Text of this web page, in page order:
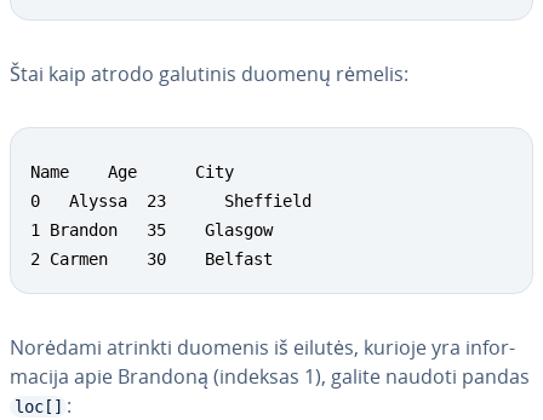
Štai kaip atrodo galutinis duomenų rėmelis:
Name  	Age      City
0   Alyssa  23	 	Sheffield
1 Brandon  	35    Glasgow
2 Carmen    30    Belfast
Norėdami atrinkti duomenis iš eilutės, kurioje yra in­for­
ma­ci­ja apie Brandoną (indeksas 1), galite naudoti pandas
loc[] :